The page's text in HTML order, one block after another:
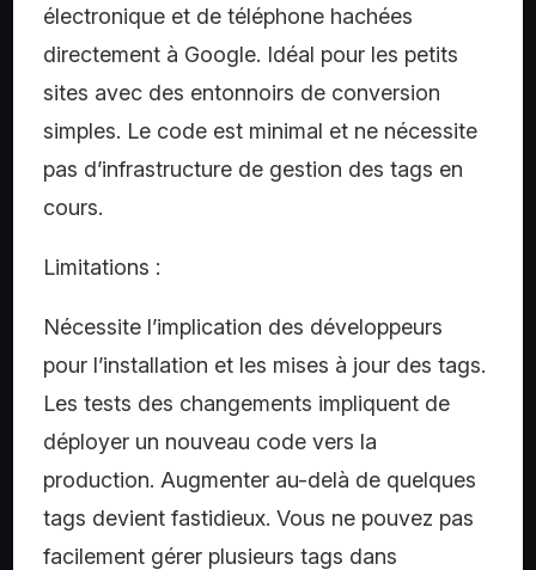
électronique et de téléphone hachées
directement à Google. Idéal pour les petits
sites avec des entonnoirs de conversion
simples. Le code est minimal et ne nécessite
pas d’infrastructure de gestion des tags en
cours.
Limitations :
Nécessite l’implication des développeurs
pour l’installation et les mises à jour des tags.
Les tests des changements impliquent de
déployer un nouveau code vers la
production. Augmenter au-delà de quelques
tags devient fastidieux. Vous ne pouvez pas
facilement gérer plusieurs tags dans